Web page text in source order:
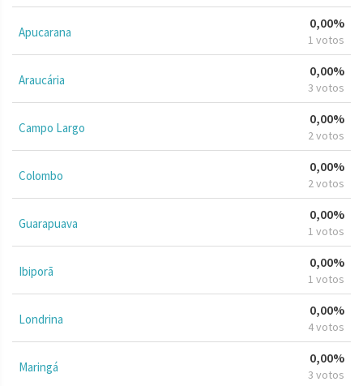
Apucarana
0,00%
1 votos
Araucária
0,00%
3 votos
Campo Largo
0,00%
2 votos
Colombo
0,00%
2 votos
Guarapuava
0,00%
1 votos
Ibiporã
0,00%
1 votos
Londrina
0,00%
4 votos
Maringá
0,00%
3 votos